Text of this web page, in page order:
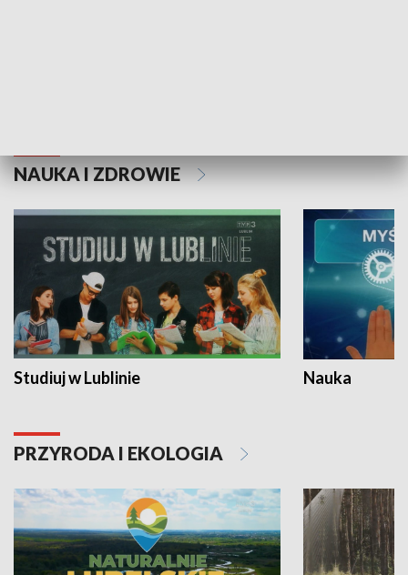
NAUKA I ZDROWIE
Studiuj w Lublinie Nauka
PRZYRODA I EKOLOGIA